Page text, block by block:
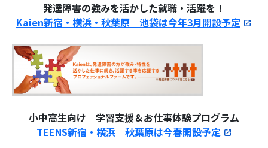
発達障害の強みを活かした就職・活躍を！
Kaien新宿・横浜・秋葉原 池袋は今年3月開設予定
小中高生向け 学習支援＆お仕事体験プログラム
TEENS新宿・横浜 秋葉原は今春開設予定